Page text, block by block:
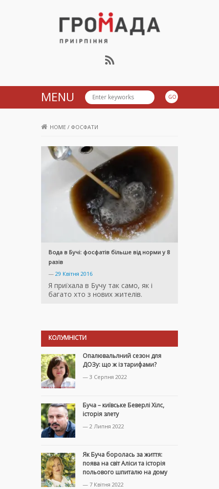
Громада Приірпіння
MENU
HOME / ФОСФАТИ
Вода в Бучі: фосфатів більше від норми у 8
разів
— 29 Квітня 2016
Я приїхала в Бучу так само, як і
багато хто з нових жителів.
КОЛУМНІСТИ
Опалювальлний сезон для
ДОЗу: що ж із тарифами?
— 3 Серпня 2022
Буча – київське Беверлі Хілс,
історія злету
— 2 Липня 2022
Як Буча боролась за життя:
поява на світ Аліси та історія
польового шпиталю на дому
— 7 Квітня 2022